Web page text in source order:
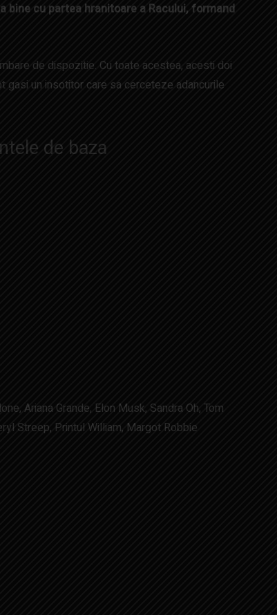
bine cu partea hranitoare a Racului, formand
de dispozitie. Cu toate acestea, acesti doi
gasi un insotitor care sa cerceteze adancurile
de baza
Ariana Grande, Elon Musk, Sandra Oh, Tom
Streep, Printul William, Margot Robbie